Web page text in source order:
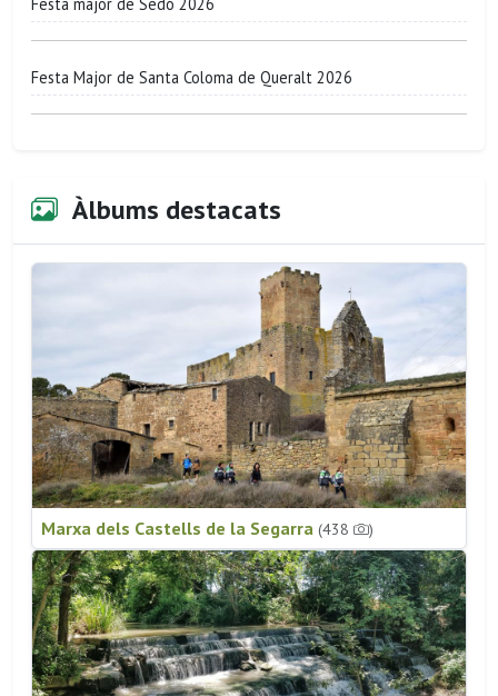
Festa Major de Santa Coloma de Queralt 2026
Àlbums destacats
Marxa dels Castells de la Segarra (438 )